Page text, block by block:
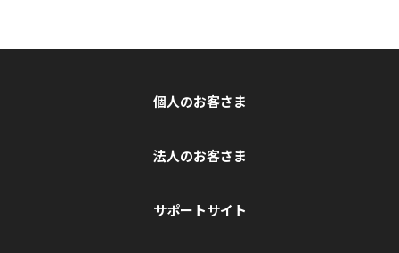
個人のお客さま
法人のお客さま
サポートサイト